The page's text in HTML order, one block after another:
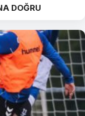
DOĞRU